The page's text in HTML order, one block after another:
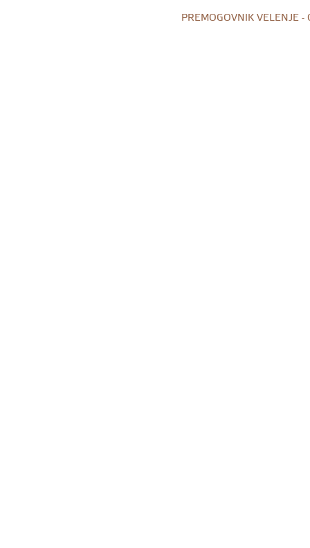
PREMOGOVNIK VELENJE